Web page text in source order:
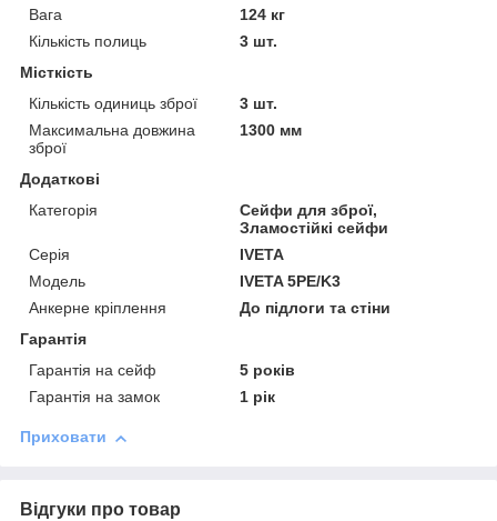
Вага
124 кг
Кількість полиць
3 шт.
Місткість
Кількість одиниць зброї
3 шт.
Максимальна довжина
зброї
1300 мм
Додаткові
Категорія
Сейфи для зброї,
Зламостійкі сейфи
Серія
IVETA
Модель
IVETA 5PE/K3
Анкерне кріплення
До підлоги та стіни
Гарантія
Гарантія на сейф
5 років
Гарантія на замок
1 рік
Приховати
Відгуки про товар